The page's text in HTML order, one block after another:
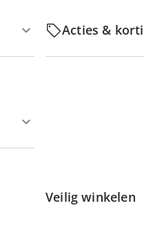
Acties &
Veilig winkelen